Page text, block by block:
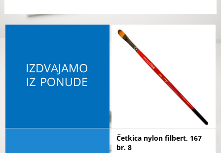
Četkica nylon filbert, 167
br. 8